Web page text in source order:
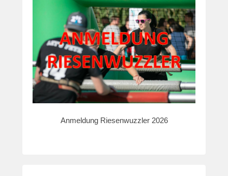
Anmeldung Riesenwuzzler 2026